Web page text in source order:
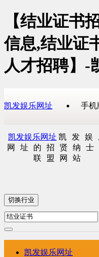
【结业证书
信息,结业证
人才招聘】-
凯发娱乐网址 手机
凯发娱乐网址 凯发娱
网址的招贤纳士
联盟网站
切换行业
凯发娱乐网址